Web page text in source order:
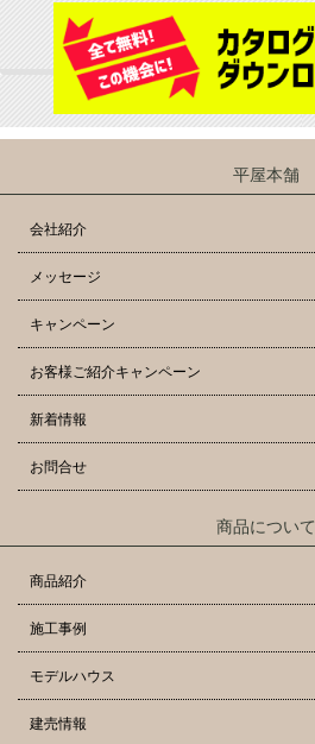
平屋本舗
会社紹介
メッセージ
キャンペーン
お客様ご紹介キャンペーン
新着情報
お問合せ
商品について
商品紹介
施工事例
モデルハウス
建売情報